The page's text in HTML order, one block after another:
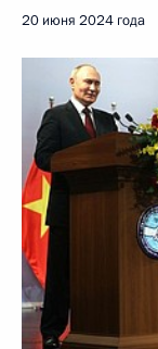
20 июня 2024 года